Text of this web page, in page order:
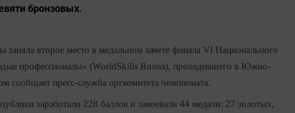
бронзовых.
заняла второе место в медальном зачете финала VI Национального
профессионалы» (WorldSkills Russia), проходившего в Южно-
сообщает пресс-служба оргкомитета чемпионата.
заработали 228 баллов и завоевали 44 медали: 27 золотых,